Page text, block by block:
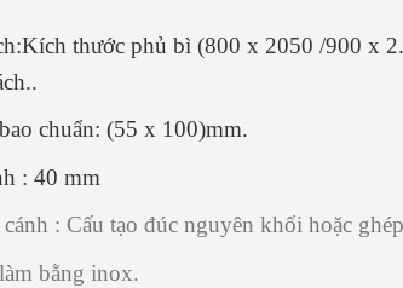
thước phủ bì (800 x 2050 /900 x
chuẩn: (55 x 100)mm.
: 40 mm
: Cấu tạo đúc nguyên khối hoặc
bằng inox.